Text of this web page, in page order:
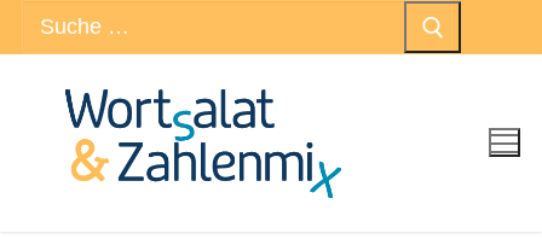
Zum
Inhalt
springen
nach: